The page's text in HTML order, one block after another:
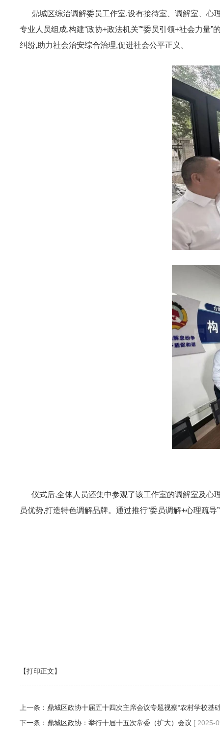
鼎城区综治调解委员工作室,设有接待室、调解室、心
专业人员组成,构建“政协+政法机关”“委员引领+社会力量
纠纷,助力社会治安综合治理,促进社会公平正义。
仪式后,全体人员还集中参观了该工作室的调解室及心
员优势,打造特色调解品牌。通过推行“委员调解+心理疏
【打印正文】
上一条： 鼎城区政协十届五十四次主席会议专题视察“农村学校基
下一条： 鼎城区政协：举行十届十五次常委（扩大）会议 [ 2025-